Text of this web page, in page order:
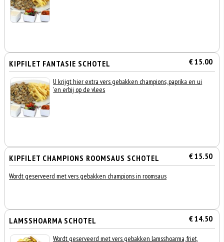
KIPFILET FANTASIE SCHOTEL € 15.00
U krijgt hier extra vers gebakken champions, paprika en ui
'en erbij op de vlees
KIPFILET CHAMPIONS ROOMSAUS SCHOTEL € 15.50
Wordt geserveerd met vers gebakken champions in roomsaus
LAMSSHOARMA SCHOTEL € 14.50
Wordt geserveerd met vers gebakken lamsshoarma, friet,